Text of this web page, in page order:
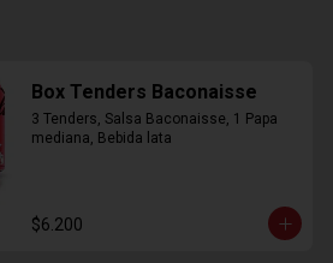
Box Tenders Baconaisse
3 Tenders, Salsa Baconaisse, 1 Papa
mediana, Bebida lata
$6.200